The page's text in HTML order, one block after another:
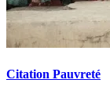
Citation Pauvreté